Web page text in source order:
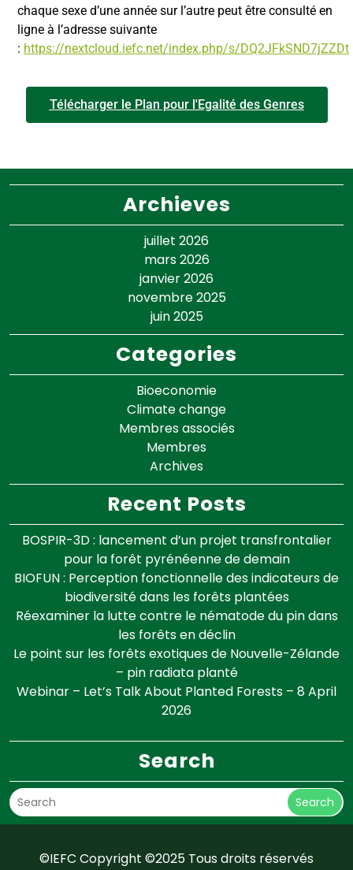
chaque sexe d’une année sur l’autre peut être consulté en
ligne à l’adresse suivante
: https://nextcloud.iefc.net/index.php/s/DQ2JFkSND7jZZDt
Télécharger le Plan pour l'Egalité des Genres
Archieves
juillet 2026
mars 2026
janvier 2026
novembre 2025
juin 2025
Categories
Bioeconomie
Climate change
Membres associés
Membres
Archives
Recent Posts
BOSPIR-3D : lancement d’un projet transfrontalier
pour la forêt pyrénéenne de demain
BIOFUN : Perception fonctionnelle des indicateurs de
biodiversité dans les forêts plantées
Réexaminer la lutte contre le nématode du pin dans
les forêts en déclin
Le point sur les forêts exotiques de Nouvelle-Zélande
– pin radiata planté
Webinar – Let’s Talk About Planted Forests – 8 April
2026
Search
Search
©IEFC Copyright ©2025 Tous droits réservés